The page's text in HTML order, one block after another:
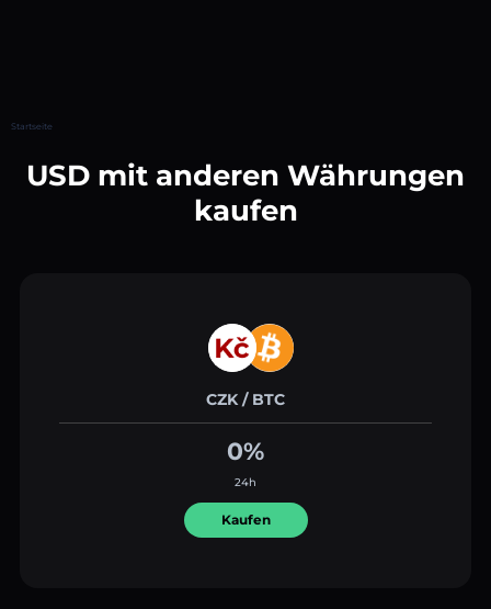
Startseite
USD mit anderen Währungen
kaufen
CZK / BTC
0%
24h
Kaufen